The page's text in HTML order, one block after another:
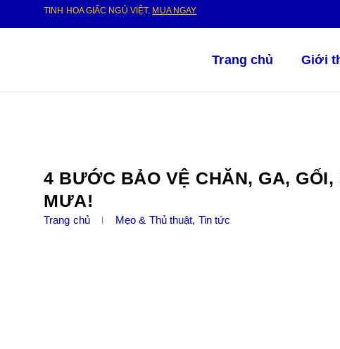
TINH HOA GIẤC NGỦ VIỆT. MUA NGAY
Trang chủ Giới
4 BƯỚC BẢO VỆ CHĂN, GA,
MƯA!
Trang chủ Mẹo & Thủ thuật, Tin tức